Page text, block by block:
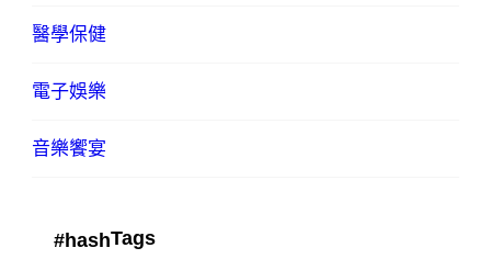
醫學保健
電子娛樂
音樂饗宴
#hashTags